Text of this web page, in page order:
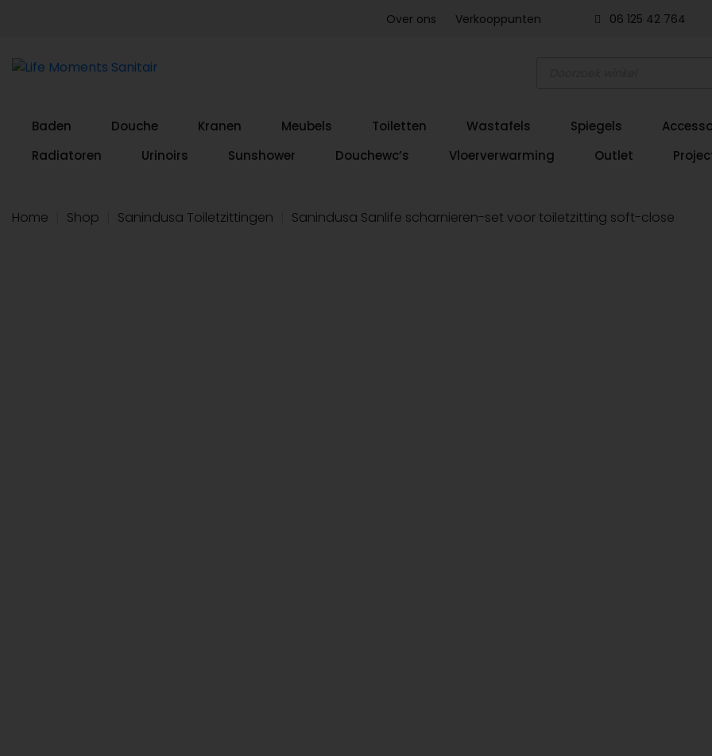
06 125 42 764
Over ons Verkooppunten
Baden Douche Kranen Meubels Toiletten Wastafels Spiegels
Radiatoren
Urinoirs Sunshower Douchewc’s Vloerverwarming Outlet
Home Shop Sanindusa Toiletzittingen Sanindusa Sanlife scharnieren-set voor toiletzitting soft-close